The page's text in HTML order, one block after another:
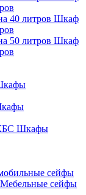
Шкаф
Шкаф
Шкафы
сейфы
Мебельные сейфы